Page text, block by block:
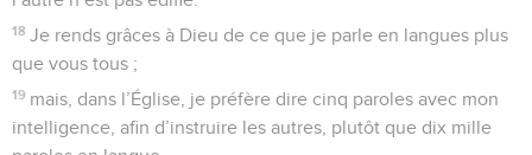
18 Je rends grâces à Dieu de ce que je parle en langues plus
que vous tous ;
19 mais, dans l’Église, je préfère dire cinq paroles avec mon
intelligence, afin d’instruire les autres, plutôt que dix mille